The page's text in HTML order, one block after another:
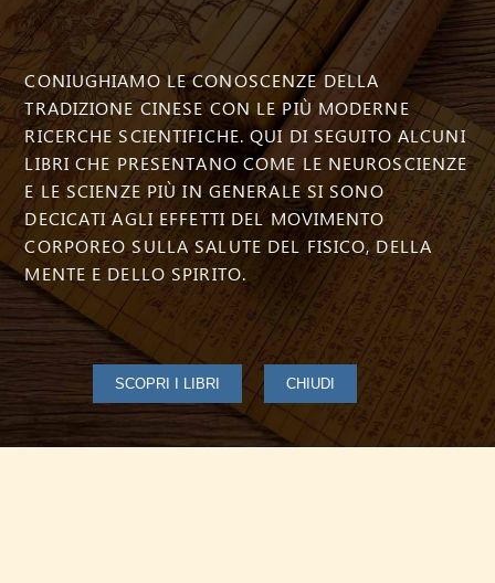
CONIUGHIAMO LE CONOSCENZE DELLA
TRADIZIONE CINESE CON LE PIÙ MODERNE
RICERCHE SCIENTIFICHE. QUI DI SEGUITO ALCUNI
LIBRI CHE PRESENTANO COME LE NEUROSCIENZE
E LE SCIENZE PIÙ IN GENERALE SI SONO
DECICATI AGLI EFFETTI DEL MOVIMENTO
CORPOREO SULLA SALUTE DEL FISICO, DELLA
MENTE E DELLO SPIRITO.